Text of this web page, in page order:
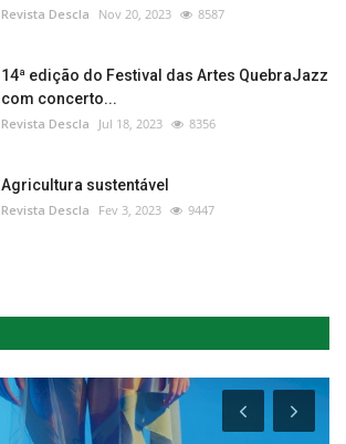
Revista Descla Nov 20, 2023 8587
14ª edição do Festival das Artes QuebraJazz
com concerto...
Revista Descla Jul 18, 2023 8356
Agricultura sustentável
Revista Descla Fev 3, 2023 9447